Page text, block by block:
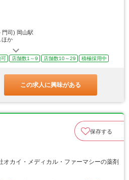
門司) 岡山駅
ほか
可 店舗数1～9 店舗数10～29 積極採用中
この求人に興味がある
保存する
カイ・メディカル・ファーマシーの薬剤